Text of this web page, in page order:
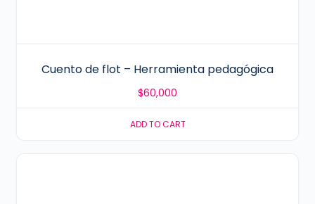
Cuento de flot – Herramienta pedagógica
$60,000
ADD TO CART